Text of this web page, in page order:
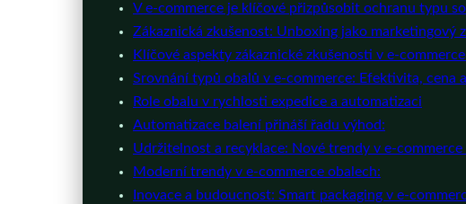
V e-commerce je klíčové přizpůsobit ochranu typu
Zákaznická zkušenost: Unboxing jako marketingový
Klíčové aspekty zákaznické zkušenosti v e-
Srovnání typů obalů v e-commerce: Efektivita, cena
Role obalu v rychlosti expedice a automatizaci
Automatizace balení přináší řadu výhod:
Udržitelnost a recyklace: Nové trendy v e-commerce
Moderní trendy v e-commerce obalech:
Inovace a budoucnost: Smart packaging v e-